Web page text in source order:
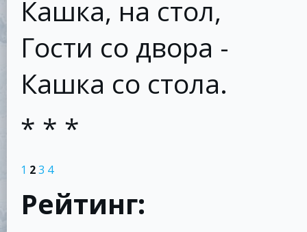
Кашка, на стол,
Гости со двора -
Кашка со стола.
* * *
1 23 4
Рейтинг: